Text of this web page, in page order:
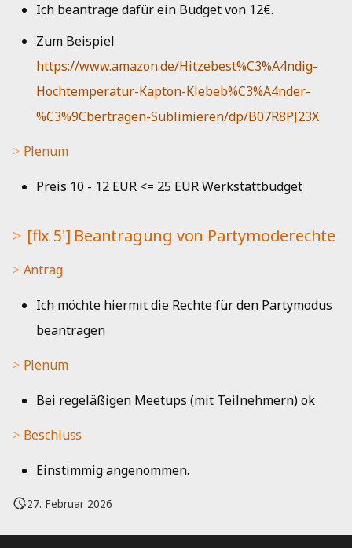
Ich beantrage dafür ein Budget von 12€.
Zum Beispiel
https://www.amazon.de/Hitzebest%C3%A4ndig-
Hochtemperatur-Kapton-Klebeb%C3%A4nder-
%C3%9Cbertragen-Sublimieren/dp/B07R8PJ23X
Plenum
Preis 10 - 12 EUR <= 25 EUR Werkstattbudget
[flx 5'] Beantragung von Partymoderechte
Antrag
Ich möchte hiermit die Rechte für den Partymodus
beantragen
Plenum
Bei regeläßigen Meetups (mit Teilnehmern) ok
Beschluss
Einstimmig angenommen.
27. Februar 2026